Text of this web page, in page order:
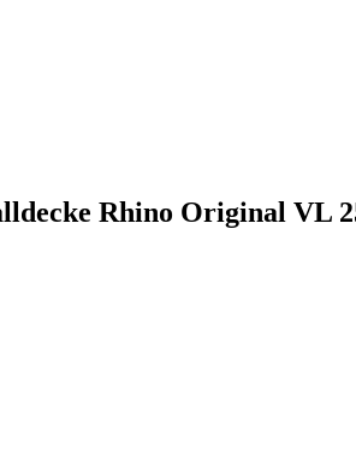
Rhino Original VL